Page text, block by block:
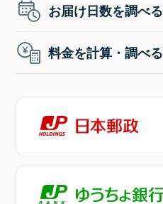
お届け日数を調べる
料金を計算・調べる